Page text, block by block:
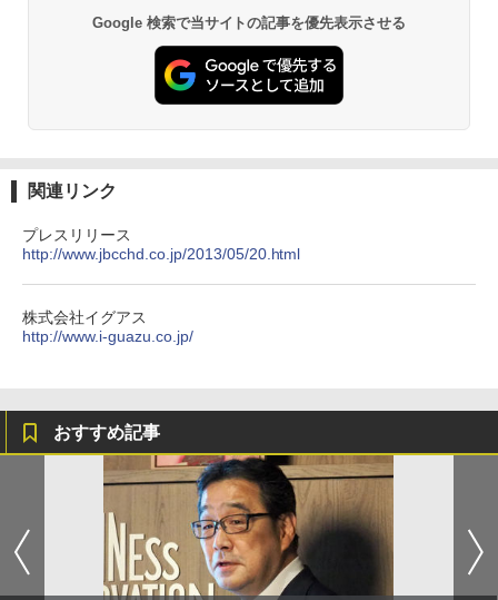
Google 検索で当サイトの記事を優先表示させる
関連リンク
プレスリリース
http://www.jbcchd.co.jp/2013/05/20.html
株式会社イグアス
http://www.i-guazu.co.jp/
おすすめ記事